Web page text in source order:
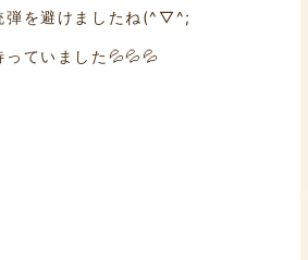
弾を避けましたね(^▽^;
ていました💦💦💦